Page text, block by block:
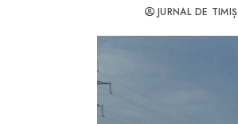
JURNAL DE TIMIȘ